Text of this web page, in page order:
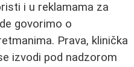
i u reklamama za
govorimo o
Prava, klinička
izvodi pod nadzorom